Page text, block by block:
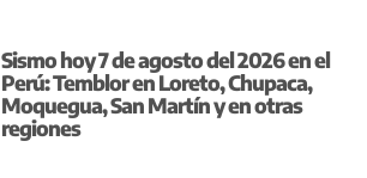
Sismo hoy 7 de agosto del 2026 en el
Perú: Temblor en Loreto, Chupaca,
Moquegua, San Martín y en otras
regiones